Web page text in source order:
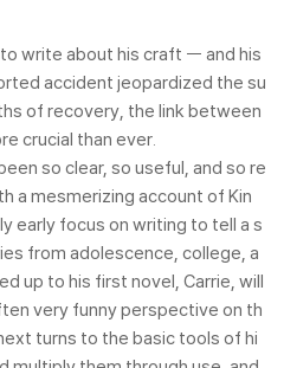
write about his craft -- and his
accident jeopardized the su
of recovery, the link between
crucial than ever.
so clear, so useful, and so re
a mesmerizing account of Kin
early focus on writing to tell a s
from adolescence, college, a
up to his first novel, Carrie, will
very funny perspective on th
turns to the basic tools of hi